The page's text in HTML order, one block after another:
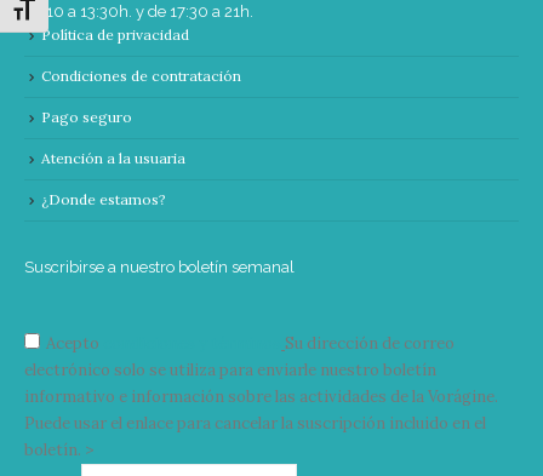
Alternar tamaño de letra
de 10 a 13:30h. y de 17:30 a 21h.
Política de privacidad
Condiciones de contratación
Pago seguro
Atención a la usuaria
¿Donde estamos?
Suscribirse a nuestro boletín semanal
Acepto
Su dirección de correo
electrónico solo se utiliza para enviarle nuestro boletín
informativo e información sobre las actividades de la Vorágine.
Puede usar el enlace para cancelar la suscripción incluido en el
boletín. >